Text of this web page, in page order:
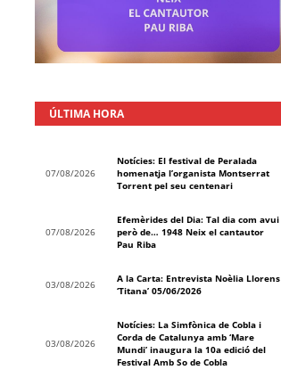
ÚLTIMA HORA
07/08/2026
Notícies: El festival de Peralada
homenatja l’organista Montserrat
Torrent pel seu centenari
07/08/2026
Efemèrides del Dia: Tal dia com avui
però de… 1948 Neix el cantautor
Pau Riba
03/08/2026
A la Carta: Entrevista Noèlia Llorens
‘Titana’ 05/06/2026
03/08/2026
Notícies: La Simfònica de Cobla i
Corda de Catalunya amb ‘Mare
Mundi’ inaugura la 10a edició del
Festival Amb So de Cobla